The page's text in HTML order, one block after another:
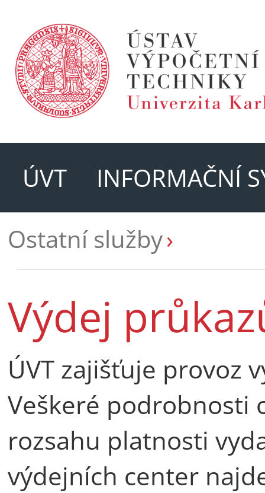
ÚVT
INFORMAČNÍ
Ostatní služby
Výdej
ÚVT zajišťuje provoz
Veškeré podrobnosti
rozsahu platnosti
výdejních center